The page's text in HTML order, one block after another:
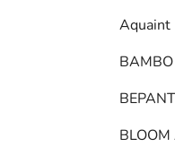
Aquaint
BAMBO